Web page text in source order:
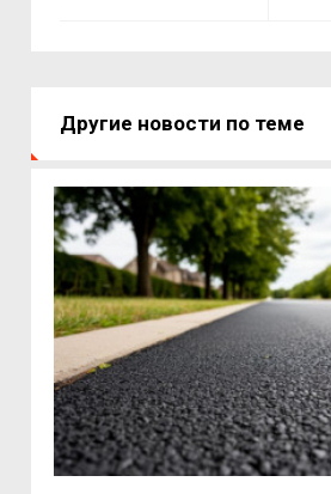
Другие новости по теме